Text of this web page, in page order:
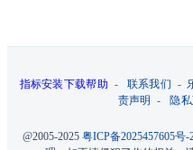
指标安装下载帮助 - 联系我们 -
责声明
- 隐
@2005-2025 粤ICP备2025457605号-